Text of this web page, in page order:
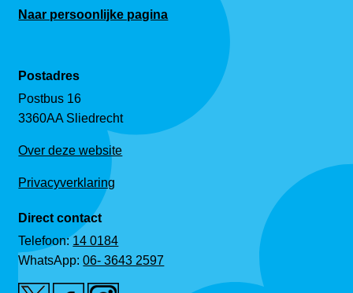
Naar persoonlijke pagina
Postadres
Postbus 16
3360AA Sliedrecht
Over deze website
Privacyverklaring
Direct contact
Telefoon:14 0184
WhatsApp:06- 3643 2597